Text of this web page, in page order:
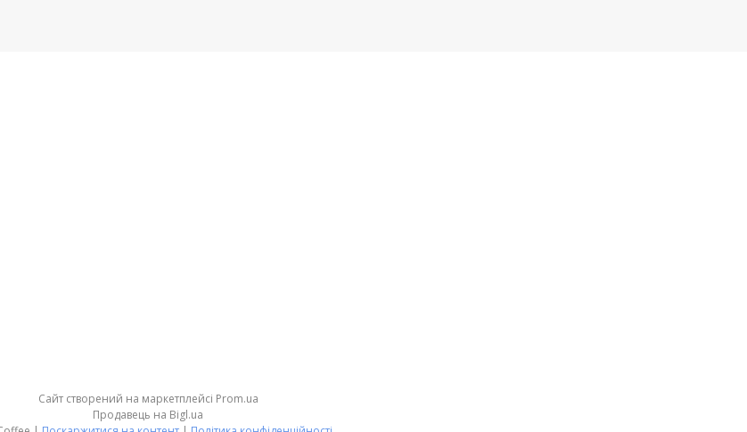
Сайт створений на маркетплейсі Prom.ua
Продавець на Bigl.ua